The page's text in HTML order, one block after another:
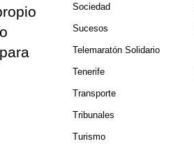
Sociedad
Sucesos
Telemaratón Solidario
Tenerife
Transporte
Tribunales
Turismo